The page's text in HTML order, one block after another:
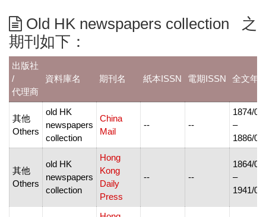
Old HK newspapers collection 之
期刊如下：
出版社
/
代理商
資料庫名 期刊名 紙本ISSN 電期ISSN 全文年
其他
Others
old HK
newspapers
collection
China
Mail
-- --
1874/
–
1886/
其他
Others
old HK
newspapers
collection
Hong
Kong
Daily
Press
-- --
1864/
–
1941/